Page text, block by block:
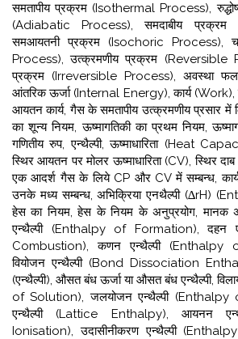
समतापीय प्रक्रम (Isothermal Process),
(Adiabatic Process), समदाबीय प्रक्रम
समआयतनी प्रक्रम (Isochoric Process),
Process), उत्क्रमणीय प्रक्रम (Reversible
प्रक्रम (Irreversible Process), अवस्था
आंतरिक ऊर्जा (Internal Energy), कार्य (Work),
आयतन कार्य, गैस के समतापीय उत्क्रमणीय प्रसार में
का शून्य नियम, ऊष्मागतिकी का प्रथम नियम,
गणितीय रुप, एन्थैल्पी, ऊष्माधारिता (Heat
स्थिर आयतन पर मोलर ऊष्माधारिता (CV), स्थिर दाब
एक आदर्श गैस के लिये CP और CV में सम्बन्ध,
उनके मध्य सम्बन्ध, अभिक्रिया एनथैल्पी (∆rH)
हेस का नियम, हेस के नियम के अनुप्रयोग, मानक
एन्थैल्पी (Enthalpy of Formation),दहन
Combustion), कणन एन्थैल्पी (Enthalpy
वियोजन एन्थैल्पी (Bond Dissociation
(एन्थैल्पी), औसत बंध ऊर्जा या औसत बंध एन्थैल्पी,
of Solution), जलयोजन एन्थैल्पी
एन्थैल्पी (Lattice Enthalpy), आयनन
Ionisation), उदासीनीकरण एन्थैल्पी